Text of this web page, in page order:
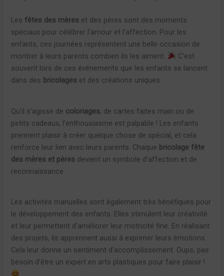
Les fêtes des mères et des pères sont des moments
spéciaux pour célébrer l’amour et l’affection. Pour les
enfants, ces journées représentent une belle occasion de
montrer à leurs parents combien ils les aiment.
C’est
souvent lors de ces événements que les enfants se lancent
dans des bricolages et des créations uniques.
Qu’il s’agisse de coloriages, de cartes faites main ou de
petits cadeaux, l’enthousiasme est palpable ! Les enfants
prennent plaisir à créer quelque chose de spécial, et cela
renforce leur lien avec leurs parents. Chaque bricolage fête
des mères et pères devient un symbole d’affection et de
reconnaissance.
Les activités manuelles sont également très bénéfiques pour
le développement des enfants. Elles stimulent leur créativité
et leur permettent d’améliorer leur motricité fine. En réalisant
des projets, ils apprennent aussi à exprimer leurs émotions.
Cela leur donne un sentiment d’accomplissement. Oups, pas
besoin d’être un expert en arts plastiques pour faire plaisir !